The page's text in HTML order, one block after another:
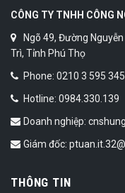
CÔNG TY TNHH CÔNG
Ngõ 49, Đường
Trì, Tỉnh Phú Thọ
Phone: 0210 3 595 345
Hotline: 0984.330.139
Doanh nghiệp:
Giám đốc:
THÔNG TIN